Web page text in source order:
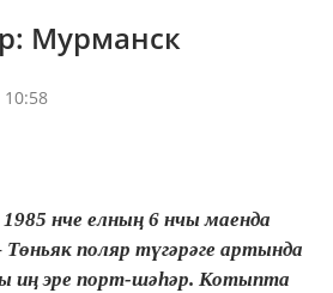
Мурманск
нче елның 6 нчы маенда
поляр түгәрәге артында
иң эре порт-шәһәр. Котыпта